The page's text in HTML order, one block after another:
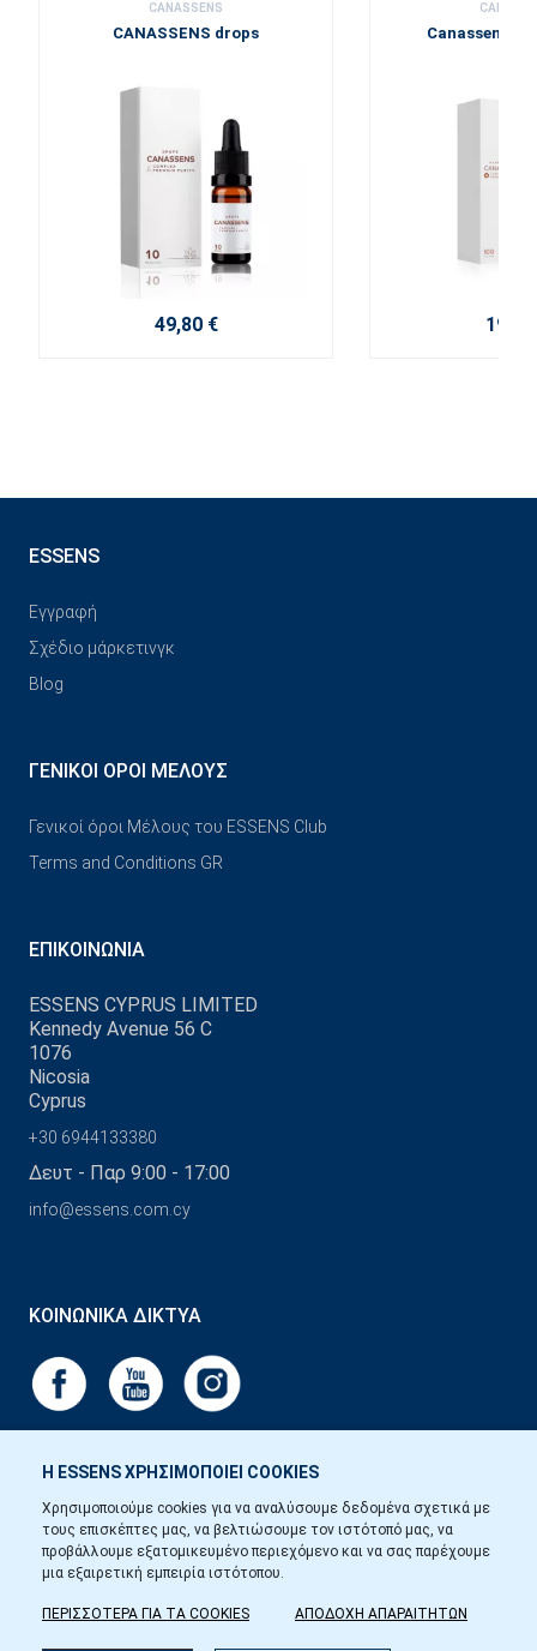
CANASSENS
CANASSENS drops
49,80 €
Canassens
19,80
Η ESSENS ΧΡΗΣΙΜΟΠΟΙΕΙ COOKIES
Χρησιμοποιούμε cookies για να αναλύσουμε δεδομένα σχετικά με
τους επισκέπτες μας, να βελτιώσουμε τον ιστότοπό μας, να
προβάλλουμε εξατομικευμένο περιεχόμενο και να σας παρέχουμε
μια εξαιρετική εμπειρία ιστότοπου.
ΠΕΡΙΣΣΟΤΕΡΑ ΓΙΑ ΤΑ COOKIES ΑΠΟΔΟΧΗ ΑΠΑΡΑΙΤΗΤΩΝ
ESSENS
Εγγραφή
Σχέδιο μάρκετινγκ
Blog
ΓΕΝΙΚΟΊ ΌΡΟΙ ΜΈΛΟΥΣ
Γενικοί όροι Μέλους του ESSENS Club
Terms and Conditions GR
ΕΠΙΚΟΙΝΩΝΊΑ
ESSENS CYPRUS LIMITED
Kennedy Avenue 56 C
1076
Nicosia
Cyprus
+30 6944133380
Δευτ - Παρ 9:00 - 17:00
info@essens.com.cy
ΚΟΙΝΩΝΙΚΆ ΔΊΚΤΥΑ